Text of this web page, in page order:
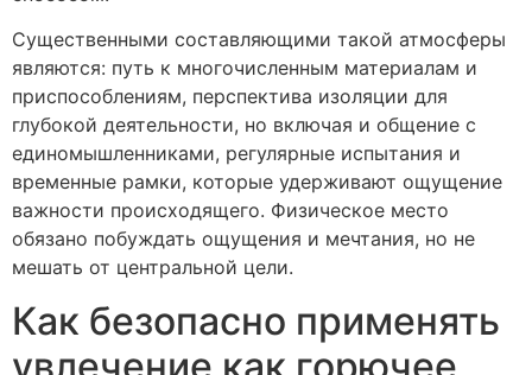
Существенными составляющими такой атмосферы
являются: путь к многочисленным материалам и
приспособлениям, перспектива изоляции для
глубокой деятельности, но включая и общение с
единомышленниками, регулярные испытания и
временные рамки, которые удерживают ощущение
важности происходящего. Физическое место
обязано побуждать ощущения и мечтания, но не
мешать от центральной цели.
Как безопасно применять
увлечение как горючее